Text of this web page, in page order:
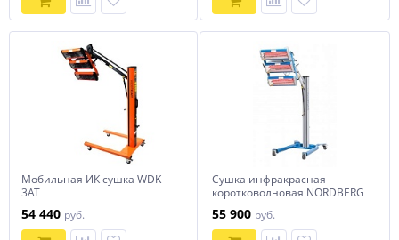
Мобильная ИК сушка WDK-
3AT
54 440 руб.
Сушка инфракрасная
коротковолновая NORDBERG
55 900 руб.